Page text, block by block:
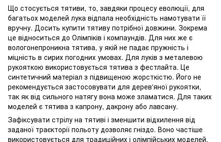
Що стосується тятиви, то, завдяки процесу еволюції, для
багатьох моделей лука відпала необхідність намотувати її
вручну. Досить купити тятиву потрібної довжини. Зокрема
це відноситься до Олімпіків і компаундів. Для них же є
вологонепроникна тятива, у якій не падає пружність і
міцність в сирих погодних умовах. Для луків з металевою
рукояткою використовується тятива з фестлайта. Це
синтетичний матеріал з підвищеною жорсткістю. Його не
рекомендується застосовувати для дерев'яної рукоятки,
так як від сильного натягу вона може зламатися. Для таких
моделей є тятива з капрону, дакрону або лавсану.
Зафіксувати стрілу на тятиві і зменшити відхилення від
заданої траєкторії польоту дозволяє гніздо. Воно частіше
використовується для традиційних і олімпійських моделей.